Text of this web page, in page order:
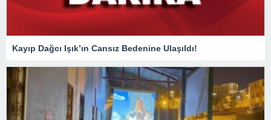
Kayıp Dağcı Işık’ın Cansız Bedenine Ulaşıldı!